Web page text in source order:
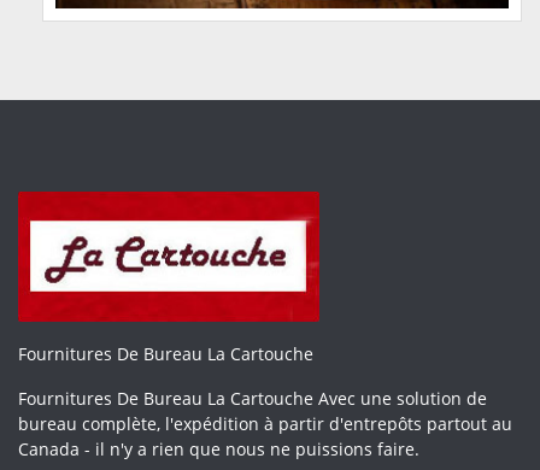
Fournitures De Bureau La Cartouche
Fournitures De Bureau La Cartouche Avec une solution de
bureau complète, l'expédition à partir d'entrepôts partout au
Canada - il n'y a rien que nous ne puissions faire.